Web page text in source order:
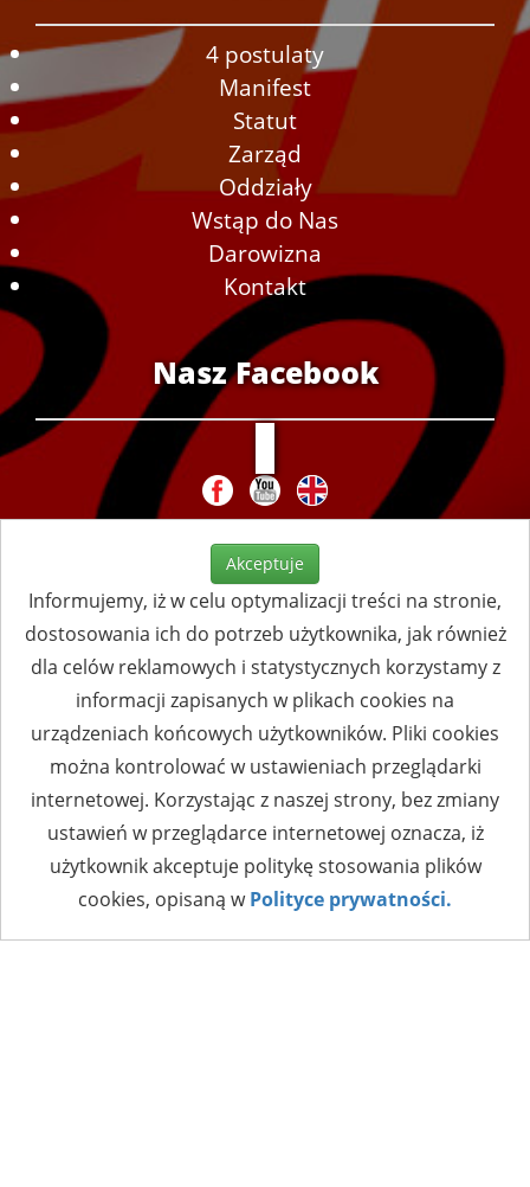
4 postulaty
Manifest
Statut
Zarząd
Oddziały
Wstąp do Nas
Darowizna
Kontakt
Nasz Facebook
Akceptuje
Informujemy, iż w celu optymalizacji treści na stronie,
dostosowania ich do potrzeb użytkownika, jak również
dla celów reklamowych i statystycznych korzystamy z
informacji zapisanych w plikach cookies na
urządzeniach końcowych użytkowników. Pliki cookies
można kontrolować w ustawieniach przeglądarki
internetowej. Korzystając z naszej strony, bez zmiany
ustawień w przeglądarce internetowej oznacza, iż
użytkownik akceptuje politykę stosowania plików
cookies, opisaną wPolityce prywatności.